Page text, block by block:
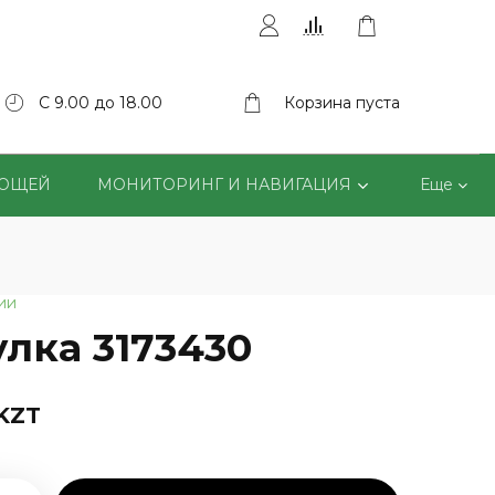
С 9.00 до 18.00 Корзина пуста
МОНИТОРИНГ И НАВИГАЦИЯ Еще
3173430